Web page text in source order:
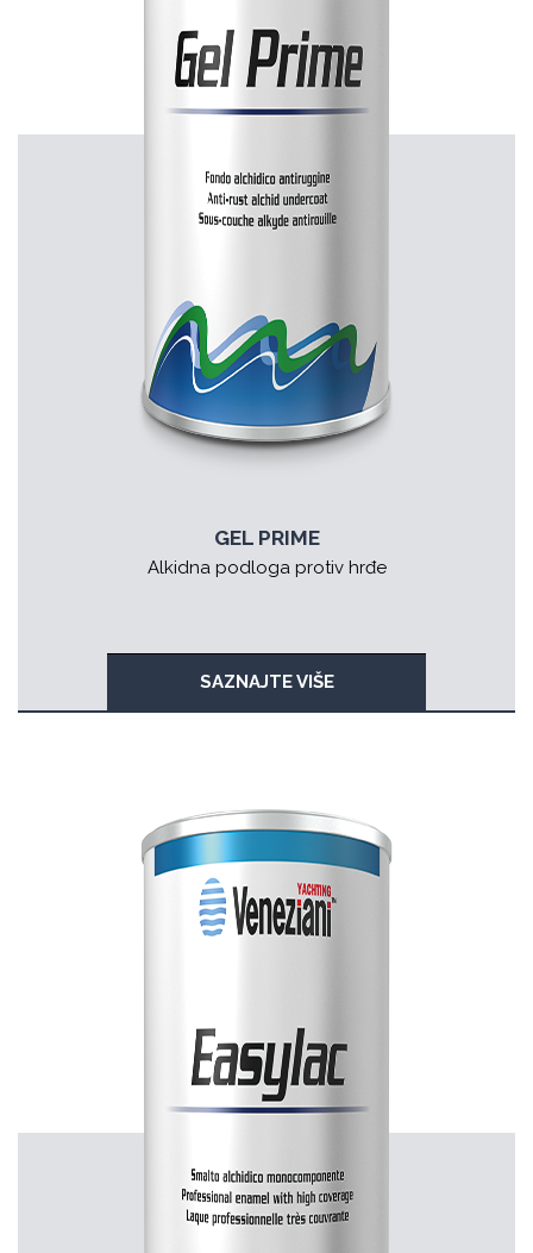
GEL PRIME
Alkidna podloga protiv hrđe
SAZNAJTE VIŠE